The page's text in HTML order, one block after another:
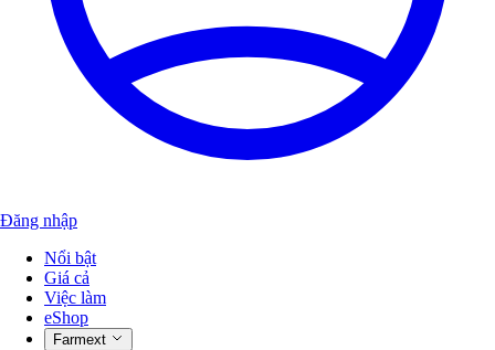
Đăng nhập
Nổi bật
Giá cả
Việc làm
eShop
Farmext